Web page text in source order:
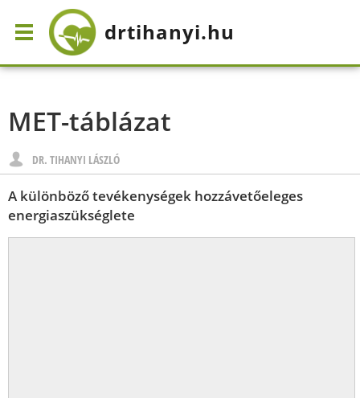
drtihanyi.hu
MET-táblázat
DR. TIHANYI LÁSZLÓ
A különböző tevékenységek hozzávetőeleges
energiaszükséglete